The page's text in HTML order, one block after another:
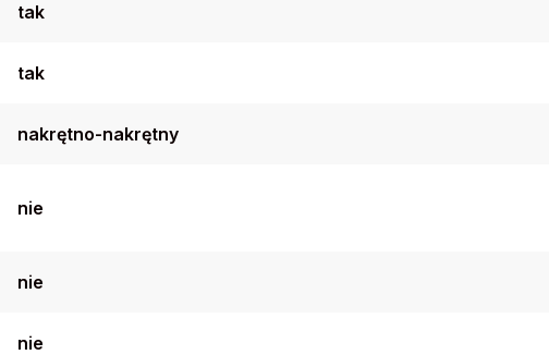
tak
tak
nakrętno-nakrętny
nie
nie
nie